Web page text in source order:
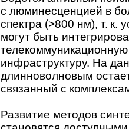
с люминесценцией в
спектра (>800 нм), т. к.
могут быть
инфраструктуру. На
длинноволновым
связанный с
Развитие методов